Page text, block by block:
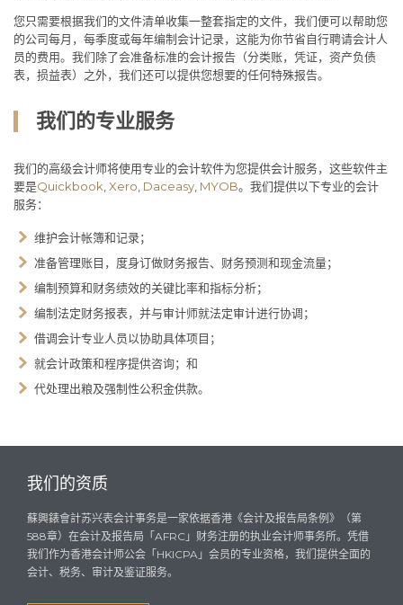
您只需要根据我们的文件清单收集一整套指定的文件，我们便可以帮助您
的公司每月，每季度或每年编制会计记录，这能为你节省自行聘请会计人
员的费用。我们除了会准备标准的会计报告（分类账，凭证，资产负债
表，损益表）之外，我们还可以提供您想要的任何特殊报告。
我们的专业服务
我们的高级会计师将使用专业的会计软件为您提供会计服务，这些软件主
要是Quickbook Xero Daceasy MYOB。我们提供以下专业的会计
服务：
维护会计帐簿和记录；
准备管理账目，度身订做财务报告、财务预测和现金流量；
编制预算和财务绩效的关键比率和指标分析；
编制法定财务报表，并与审计师就法定审计进行协调；
借调会计专业人员以协助具体项目；
就会计政策和程序提供咨询；和
代处理出粮及强制性公积金供款。
我们的资质
蘇興錶會計苏兴表会计事务是一家依据香港《会计及报告局条例》（第
588章）在会计及报告局「AFRC」财务注册的执业会计师事务所。凭借
我们作为香港会计师公会「HKICPA」会员的专业资格，我们提供全面的
会计、税务、审计及鉴证服务。